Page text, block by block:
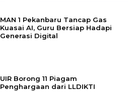
MAN 1 Pekanbaru Tancap Gas
Kuasai AI, Guru Bersiap Hadapi
Generasi Digital
UIR Borong 11 Piagam
Penghargaan dari LLDIKTI